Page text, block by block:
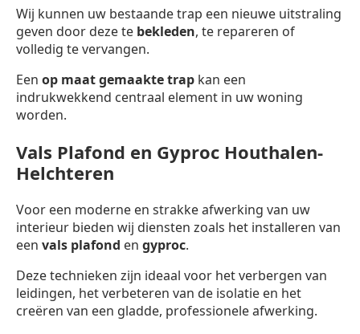
Wij kunnen uw bestaande trap een nieuwe uitstraling
geven door deze te bekleden, te repareren of
volledig te vervangen.
Een op maat gemaakte trap kan een
indrukwekkend centraal element in uw woning
worden.
Vals Plafond en Gyproc Houthalen-
Helchteren
Voor een moderne en strakke afwerking van uw
interieur bieden wij diensten zoals het installeren van
een vals plafond en gyproc.
Deze technieken zijn ideaal voor het verbergen van
leidingen, het verbeteren van de isolatie en het
creëren van een gladde, professionele afwerking.